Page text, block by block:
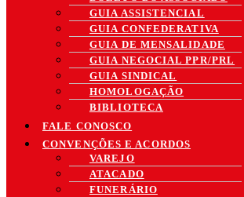
GUIA ASSISTENCIAL
GUIA CONFEDERATIVA
GUIA DE MENSALIDADE
GUIA NEGOCIAL PPR/PRL
GUIA SINDICAL
HOMOLOGAÇÃO
BIBLIOTECA
FALE CONOSCO
CONVENÇÕES E ACORDOS
VAREJO
ATACADO
FUNERÁRIO